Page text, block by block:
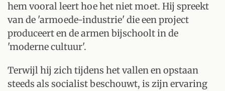
hem vooral leert hoe het niet moet. Hij spreekt
van de 'armoede-industrie' die een project
produceert en de armen bijschoolt in de
'moderne cultuur'.
Terwijl hij zich tijdens het vallen en opstaan
steeds als socialist beschouwt, is zijn ervaring